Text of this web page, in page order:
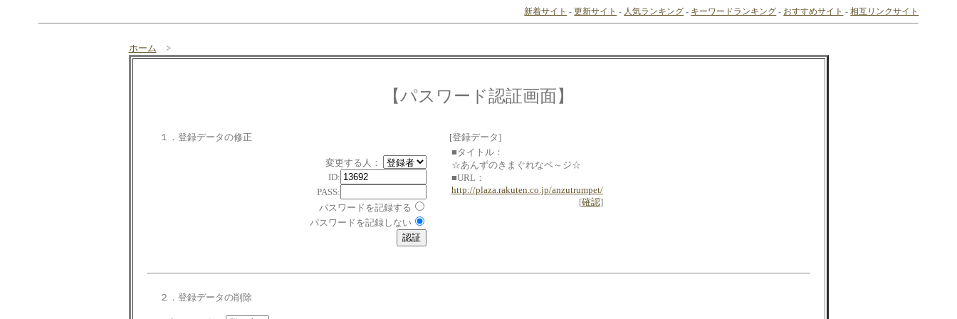
新着サイト -更新サイト - 人気ランキング - キーワードランキング - おすすめサイト -相互リンクサイト
ホーム >
【パスワード認証画面】
１．登録データの修正
変更する人：
ID:
PASS:
パスワードを記録する
パスワードを記録しない
[登録データ]
■タイトル：
☆あんずのきまぐれなペ～ジ☆
■URL：
http://plaza.rakuten.co.jp/anzutrumpet/
[確認]
２．登録データの削除